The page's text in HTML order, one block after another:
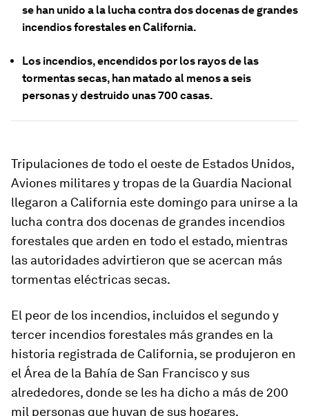
se han unido a la lucha contra dos docenas de grandes
incendios forestales en California.
Los incendios, encendidos por los rayos de las
tormentas secas, han matado al menos a seis
personas y destruido unas 700 casas.
Tripulaciones de todo el oeste de Estados Unidos,
Aviones militares y tropas de la Guardia Nacional
llegaron a California este domingo para unirse a la
lucha contra dos docenas de grandes incendios
forestales que arden en todo el estado, mientras
las autoridades advirtieron que se acercan más
tormentas eléctricas secas.
El peor de los incendios, incluidos el segundo y
tercer incendios forestales más grandes en la
historia registrada de California, se produjeron en
el Área de la Bahía deSan Franciscoy sus
alrededores, donde se les ha dicho a más de 200
mil personas que huyan de sus hogares.